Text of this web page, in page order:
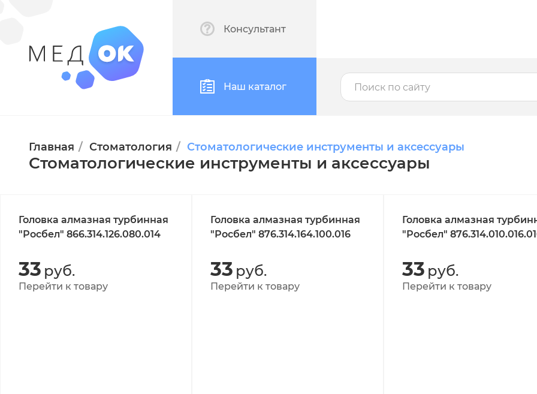
Консультант
Наш каталог
Главная Стоматология Стоматологические инструменты и аксессуары
Стоматологические инструменты и аксессуары
Головка алмазная турбинная
"Росбел" 866.314.126.080.014
33 руб.
Перейти к товару
Головка алмазная турбинная
"Росбел" 876.314.164.100.016
33 руб.
Перейти к товару
Головка алмазная
"Росбел"
33 руб.
Перейти к товару